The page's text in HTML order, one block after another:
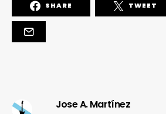
SHARE TWEET
Jose A. Martínez